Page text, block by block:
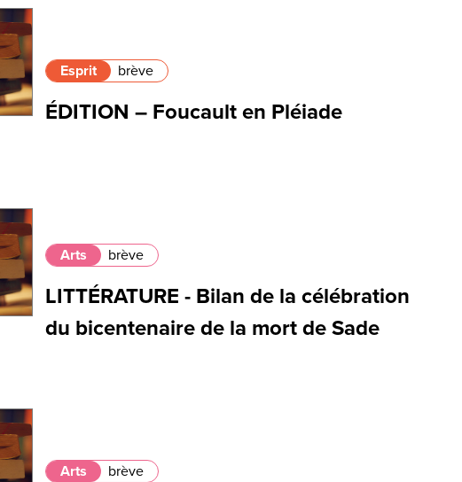
Esprit brève
ÉDITION – Foucault en Pléiade
Arts brève
LITTÉRATURE - Bilan de la célébration
du bicentenaire de la mort de Sade
Arts brève